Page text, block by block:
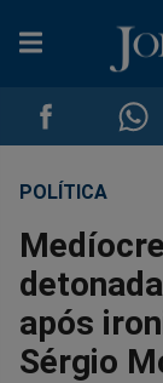
Compartilhar
no
Facebook
no
POLÍTICA
após
Sérgio